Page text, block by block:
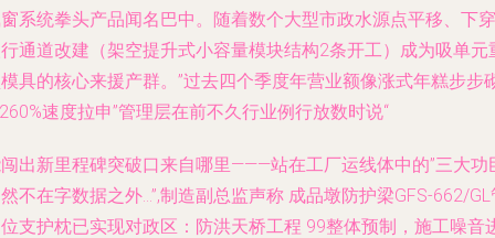
系统拳头产品闻名巴中。随着数个大型市政水源点平移、下穿
通道改建（架空提升式小容量模块结构2条开工）成为吸单元
具的核心来援产群。”过去四个季度年营业额像涨式年糕步步
速度拉申”管理层在前不久行业例行放数时说“
出新里程碑突破口来自哪里———站在工厂运线体中的”三大功
不在字数据之外…”,制造副总监声称 成品墩防护梁GFS-662/GL
支护枕已实现对政区：防洪天桥工程 99整体预制，施工噪音